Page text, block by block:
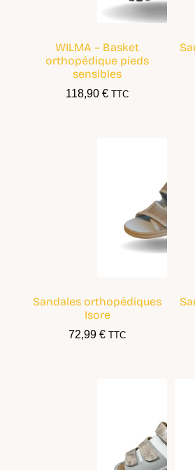
WILMA – Basket
orthopédique pieds
sensibles
118,90€ TTC
Sandales orthopédiques
Isore
72,99€ TTC